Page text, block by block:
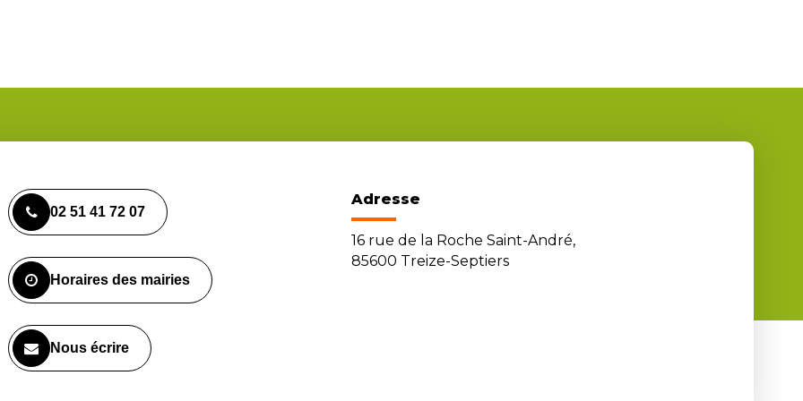
02 51 41 72 07
Horaires des mairies
Nous écrire
Adresse
16 rue de la Roche Saint-André,
85600 Treize-Septiers